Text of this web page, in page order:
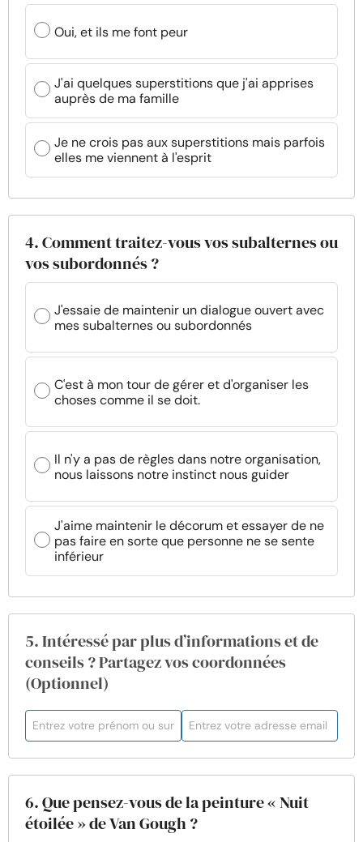
Oui, et ils me font peur
J'ai quelques superstitions que j'ai apprises
auprès de ma famille
Je ne crois pas aux superstitions mais parfois
elles me viennent à l'esprit
4. Comment traitez-vous vos subalternes ou
vos subordonnés ?
J'essaie de maintenir un dialogue ouvert avec
mes subalternes ou subordonnés
C'est à mon tour de gérer et d'organiser les
choses comme il se doit.
Il n'y a pas de règles dans notre organisation,
nous laissons notre instinct nous guider
J'aime maintenir le décorum et essayer de ne
pas faire en sorte que personne ne se sente
inférieur
5. Intéressé par plus d’informations et de
conseils ? Partagez vos coordonnées
(Optionnel)
6. Que pensez-vous de la peinture « Nuit
étoilée » de Van Gough ?